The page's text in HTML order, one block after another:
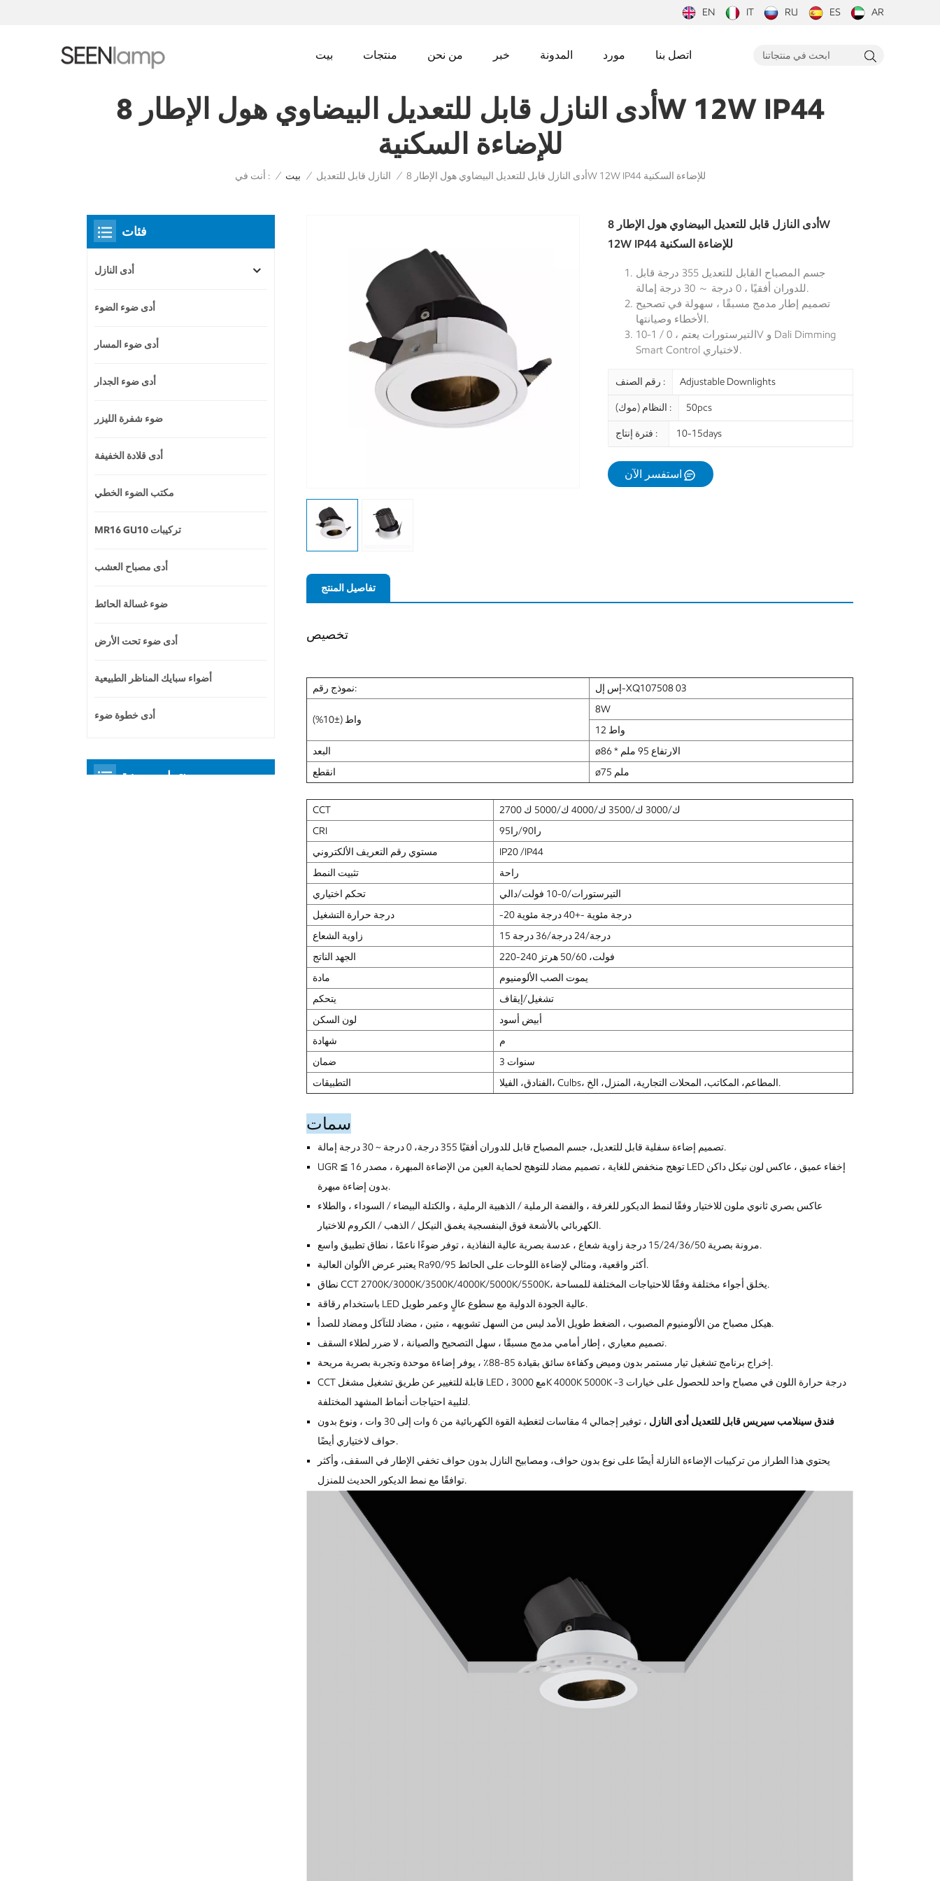
EN IT RU ES AR
بيت منتجات من نحن خبر المدونة مورد اتصل بنا
أدى النازل قابل للتعديل البيضاوي هول الإطار 8W 12W IP44
للإضاءة السكنية
أنت في : / بيت / النازل قابل للتعديل / أدى النازل قابل للتعديل البيضاوي هول الإطار 8W 12W IP44 للإضاءة السكنية
أدى النازل قابل للتعديل البيضاوي هول الإطار 8W
12W IP44 للإضاءة السكنية
جسم المصباح القابل للتعديل 355 درجة قابل
للدوران أفقيًا ، 0 درجة ～ 30 درجة إمالة.
تصميم إطار مدمج مسبقًا ، سهولة في تصحيح
الأخطاء وصيانتها.
التيرستورات يعتم ، 0 / 1-10V و Dali Dimming
Smart Control لاختياري.
رقم الصنف : Adjustable Downlights
النظام (موك) : 50pcs
فترة إنتاج : 10-15days
استفسر الآن
تفاصيل المنتج
تخصيص
نموذج رقم: إس إل-XQ107508 03
واط (±10%)
8W
12 واط
البعد
ø86 * الارتفاع 95 ملم
انقطع
ø75 ملم
CCT
2700 ك/3000 ك/3500 ك/4000 ك/5000 ك
CRI
را90/را95
مستوي رقم التعريف الألكتروني
IP20 /IP44
تثبيت النمط
راحة
تحكم اختياري
التيرستورات/0-10 فولت/دالي
درجة حرارة التشغيل
-20 درجة مئوية -+40 درجة مئوية
زاوية الشعاع
15 درجة/24 درجة/36 درجة
الجهد الناتج
220-240 فولت، 50/60 هرتز
مادة
يموت الصب الألومنيوم
يتحكم
تشغيل/إيقاف
لون السكن
أبيض أسود
شهادة
م
ضمان
3 سنوات
التطبيقات
الفنادق، الفيلا، Culbs، المطاعم، المكاتب، المحلات التجارية، المنزل، الخ.
سمات
تصميم إضاءة سفلية قابل للتعديل، جسم المصباح قابل للدوران أفقيًا 355 درجة، 0 درجة ~ 30 درجة إمالة.
UGR ≦ 16 توهج منخفض للغاية ، تصميم مضاد للتوهج لحماية العين من الإضاءة المبهرة ، مصدر LED إخفاء عميق ، عاكس لون نيكل داكن
بدون إضاءة مبهرة.
عاكس بصري ثانوي ملون للاختيار وفقًا لنمط الديكور للغرفة ، والفضة الرملية / الذهبية الرملية ، والكتلة البيضاء / السوداء ، والطلاء
الكهربائي بالأشعة فوق البنفسجية يغمق النيكل / الذهب / الكروم للاختيار.
مرونة بصرية 15/24/36/50 درجة زاوية شعاع ، عدسة بصرية عالية النفاذية ، توفر ضوءًا ناعمًا ، نطاق تطبيق واسع.
يعتبر عرض الألوان العالية Ra90/95 أكثر واقعية، ومثالي لإضاءة اللوحات على الحائط.
نطاق CCT 2700K/3000K/3500K/4000K/5000K/5500K، يخلق أجواء مختلفة وفقًا للاحتياجات المختلفة للمساحة.
باستخدام رقاقة LED عالية الجودة الدولية مع سطوع عالٍ وعمر طويل.
هيكل مصباح من الألومنيوم المصبوب ، الضغط طويل الأمد ليس من السهل تشويهه ، متين ، مضاد للتآكل ومضاد للصدأ.
تصميم معياري ، إطار أمامي مدمج مسبقًا ، سهل التصحيح والصيانة ، لا ضرر لطلاء السقف.
إخراج برنامج تشغيل تيار مستمر بدون وميض وكفاءة سائق بقيادة 85-88٪ ، يوفر إضاءة موحدة وتجربة بصرية مريحة.
CCT قابلة للتغيير عن طريق تشغيل مشغل LED ، مع 3000K 4000K 5000K -3 درجة حرارة اللون في مصباح واحد للحصول على خيارات
لتلبية احتياجات أنماط المشهد المختلفة.
فندق سينلامب سيريس قابل للتعديل أدى النازل
، توفير إجمالي 4 مقاسات لتغطية القوة الكهربائية من 6 وات إلى 30 وات ، ونوع بدون
حواف لاختياري أيضًا.
يحتوي هذا الطراز من تركيبات الإضاءة النازلة أيضًا على نوع بدون حواف، ومصابيح النازل بدون حواف تخفي الإطار في السقف، وأكثر
توافقًا مع نمط الديكور الحديث للمنزل.
فئات
أدى النازل
أدى ضوء الضوء
أدى ضوء المسار
أدى ضوء الجدار
ضوء شفرة الليزر
أدى قلادة الخفيفة
مكتب الضوء الخطي
MR16 GU10 تركيبات
أدى مصباح العشب
ضوء غسالة الحائط
أدى ضوء تحت الأرض
أضواء سبايك المناظر الطبيعية
أدى خطوة ضوء
منتجات مميزة